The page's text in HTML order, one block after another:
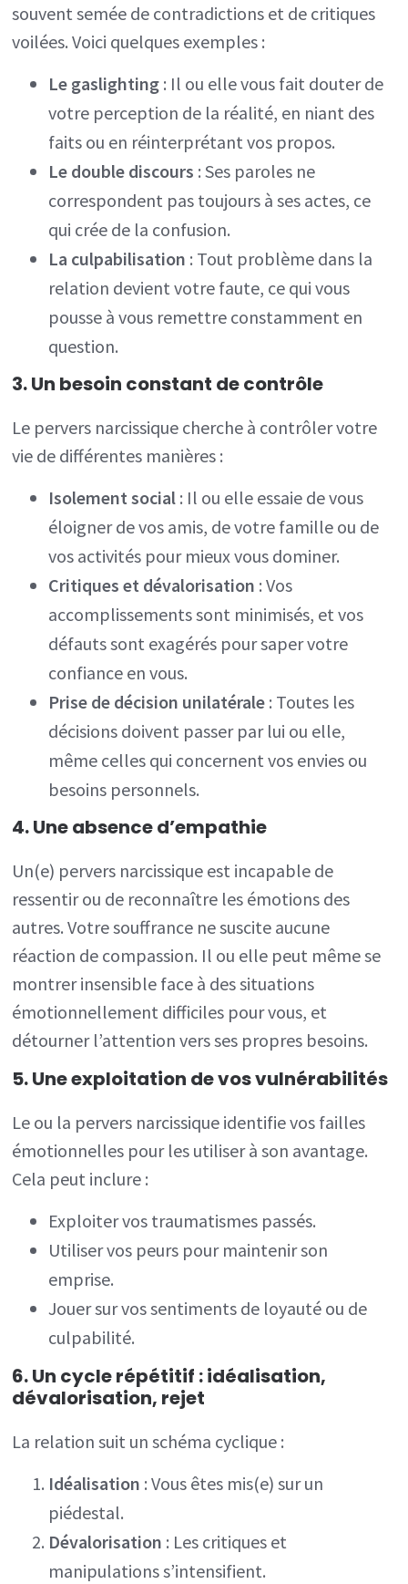
souvent semée de contradictions et de critiques
voilées. Voici quelques exemples :
Le gaslighting : Il ou elle vous fait douter de
votre perception de la réalité, en niant des
faits ou en réinterprétant vos propos.
Le double discours : Ses paroles ne
correspondent pas toujours à ses actes, ce
qui crée de la confusion.
La culpabilisation : Tout problème dans la
relation devient votre faute, ce qui vous
pousse à vous remettre constamment en
question.
3. Un besoin constant de contrôle
Le pervers narcissique cherche à contrôler votre
vie de différentes manières :
Isolement social : Il ou elle essaie de vous
éloigner de vos amis, de votre famille ou de
vos activités pour mieux vous dominer.
Critiques et dévalorisation : Vos
accomplissements sont minimisés, et vos
défauts sont exagérés pour saper votre
confiance en vous.
Prise de décision unilatérale : Toutes les
décisions doivent passer par lui ou elle,
même celles qui concernent vos envies ou
besoins personnels.
4. Une absence d’empathie
Un(e) pervers narcissique est incapable de
ressentir ou de reconnaître les émotions des
autres. Votre souffrance ne suscite aucune
réaction de compassion. Il ou elle peut même se
montrer insensible face à des situations
émotionnellement difficiles pour vous, et
détourner l’attention vers ses propres besoins.
5. Une exploitation de vos vulnérabilités
Le ou la pervers narcissique identifie vos failles
émotionnelles pour les utiliser à son avantage.
Cela peut inclure :
Exploiter vos traumatismes passés.
Utiliser vos peurs pour maintenir son
emprise.
Jouer sur vos sentiments de loyauté ou de
culpabilité.
6. Un cycle répétitif : idéalisation,
dévalorisation, rejet
La relation suit un schéma cyclique :
Idéalisation : Vous êtes mis(e) sur un
piédestal.
Dévalorisation : Les critiques et
manipulations s’intensifient.